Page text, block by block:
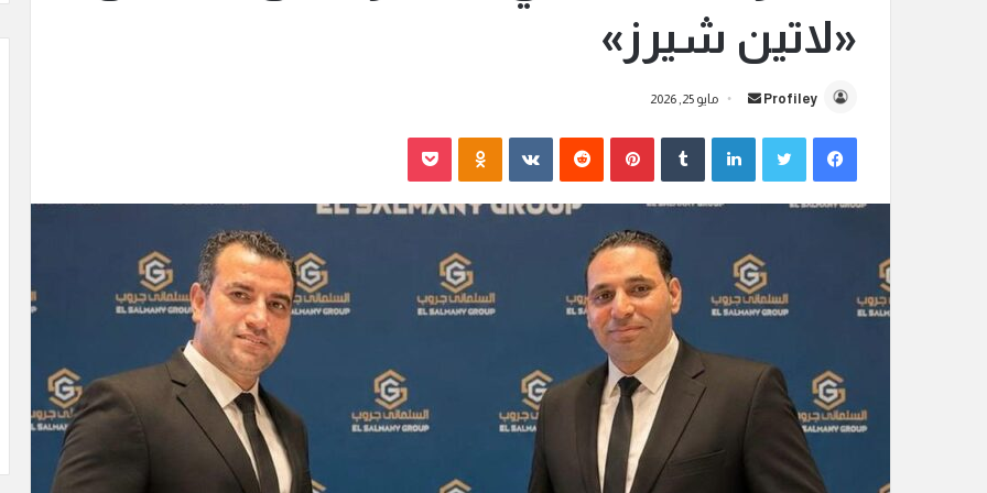
«لاتين شيرز»
Profiley
س
ل
ب
ي
د
ا
ل
ت
مايو 25, 2026
فيسبوك لينكدإن بينتيريست ‏VKontakte